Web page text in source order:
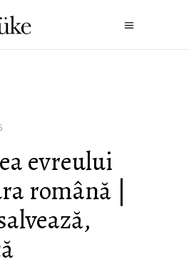
evreului
română |